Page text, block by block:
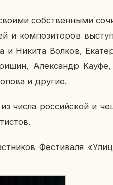
соб­ствен­ны­ми
и ком­по­зи­то­ров
и Никита Волков,
Алек­сандр Кауфе,
и другие.
числа рос­сий­ской и
Фе­сти­ва­ля